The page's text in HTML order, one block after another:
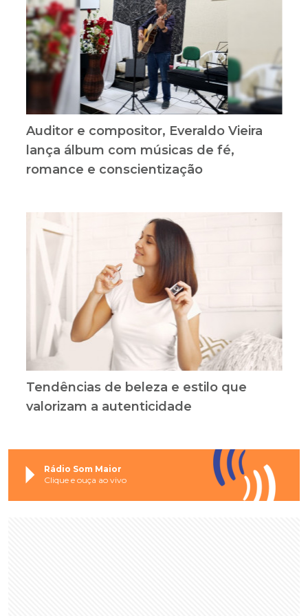
Auditor e compositor, Everaldo Vieira
lança álbum com músicas de fé,
romance e conscientização
Tendências de beleza e estilo que
valorizam a autenticidade
Rádio Som Maior
Clique e ouça ao vivo